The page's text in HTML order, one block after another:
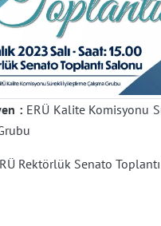
:ERÜ Kalite Komisyonu
Rektörlük Senato